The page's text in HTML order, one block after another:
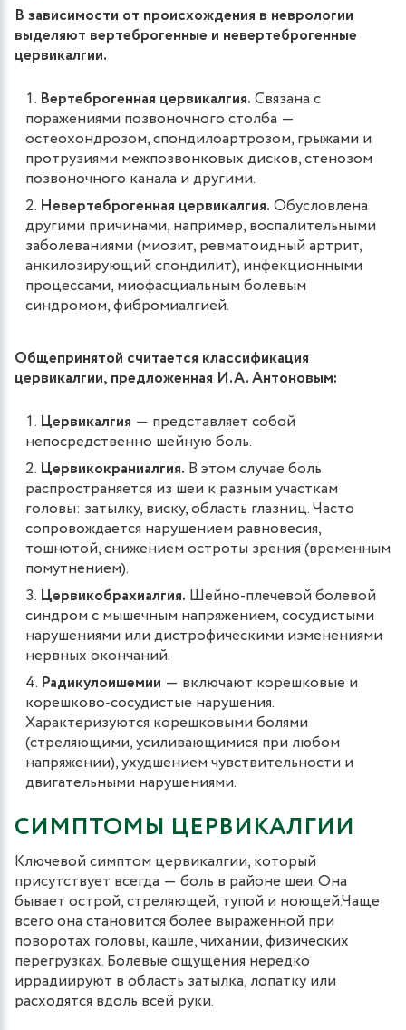
В зависимости от происхождения в неврологии
выделяют вертеброгенные и невертеброгенные
цервикалгии.
Вертеброгенная цервикалгия. Связана с
поражениями позвоночного столба ―
остеохондрозом, спондилоартрозом, грыжами и
протрузиями межпозвонковых дисков, стенозом
позвоночного канала и другими.
Невертеброгенная цервикалгия. Обусловлена
другими причинами, например, воспалительными
заболеваниями (миозит, ревматоидный артрит,
анкилозирующий спондилит), инфекционными
процессами, миофасциальным болевым
синдромом, фибромиалгией.
Общепринятой считается классификация
цервикалгии, предложенная И.А. Антоновым:
Цервикалгия ― представляет собой
непосредственно шейную боль.
Цервикокраниалгия. В этом случае боль
распространяется из шеи к разным участкам
головы: затылку, виску, область глазниц. Часто
сопровождается нарушением равновесия,
тошнотой, снижением остроты зрения (временным
помутнением).
Цервикобрахиалгия. Шейно-плечевой болевой
синдром с мышечным напряжением, сосудистыми
нарушениями или дистрофическими изменениями
нервных окончаний.
Радикулоишемии ― включают корешковые и
корешково-сосудистые нарушения.
Характеризуются корешковыми болями
(стреляющими, усиливающимися при любом
напряжении), ухудшением чувствительности и
двигательными нарушениями.
СИМПТОМЫ ЦЕРВИКАЛГИИ
Ключевой симптом цервикалгии, который
присутствует всегда ― боль в районе шеи. Она
бывает острой, стреляющей, тупой и ноющей.Чаще
всего она становится более выраженной при
поворотах головы, кашле, чихании, физических
перегрузках. Болевые ощущения нередко
иррадиируют в область затылка, лопатку или
расходятся вдоль всей руки.